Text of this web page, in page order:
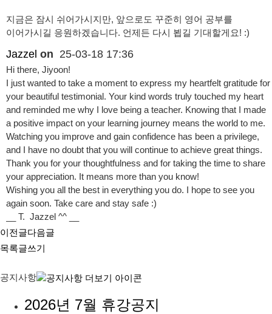
지금은 잠시 쉬어가시지만, 앞으로도 꾸준히 영어 공부를
이어가시길 응원하겠습니다. 언제든 다시 뵙길 기대할게요! :)
Jazzel on 25-03-18 17:36
Hi there, Jiyoon!
I just wanted to take a moment to express my heartfelt gratitude for
your beautiful testimonial. Your kind words truly touched my heart
and reminded me why I love being a teacher. Knowing that I made
a positive impact on your learning journey means the world to me.
Watching you improve and gain confidence has been a privilege,
and I have no doubt that you will continue to achieve great things.
Thank you for your thoughtfulness and for taking the time to share
your appreciation. It means more than you know!
Wishing you all the best in everything you do. I hope to see you
again soon. Take care and stay safe :)
__ T. Jazzel ^^ __
이전글다음글
목록글쓰기
공지사항
2026년 7월 휴강공지